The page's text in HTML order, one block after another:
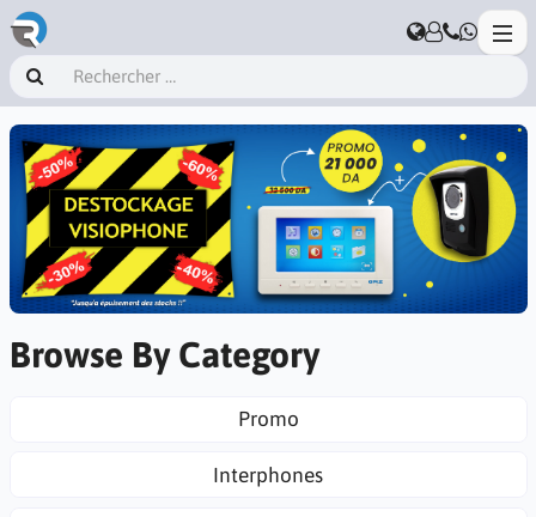
Browse By Category
Promo
Interphones